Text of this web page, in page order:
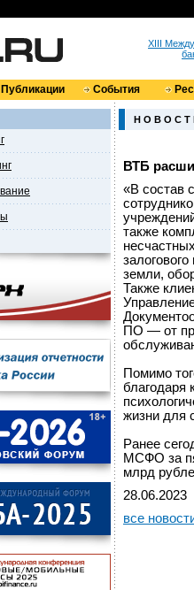
XIII
Публикации События
Н О В О С Т
ВТБ
«В состав
также
земли,
Также
ПО — от
Помимо
благодаря
жизни для
Ранее
МСФО за
млрд
28.06.2023
все